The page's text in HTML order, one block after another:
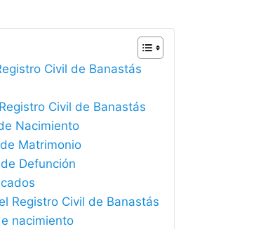
Civil de Banastás
Civil de Banastás
Nacimiento
Matrimonio
Defunción
Registro Civil de Banastás
nacimiento